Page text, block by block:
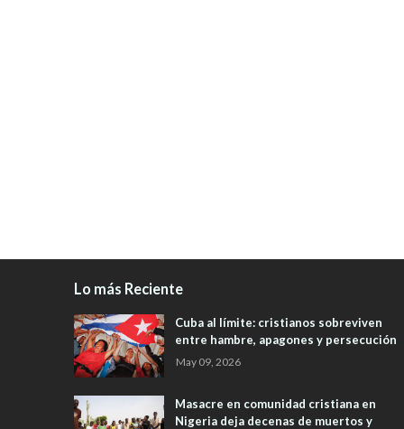
Lo más Reciente
Cuba al límite: cristianos sobreviven
entre hambre, apagones y persecución
May 09, 2026
Masacre en comunidad cristiana en
Nigeria deja decenas de muertos y